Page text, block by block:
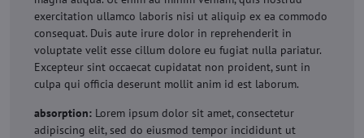
exercitation ullamco laboris nisi ut aliquip ex ea commodo
consequat. Duis aute irure dolor in reprehenderit in
voluptate velit esse cillum dolore eu fugiat nulla pariatur.
Excepteur sint occaecat cupidatat non proident, sunt in
culpa qui officia deserunt mollit anim id est laborum.
absorption: Lorem ipsum dolor sit amet, consectetur
adipiscing elit, sed do eiusmod tempor incididunt ut